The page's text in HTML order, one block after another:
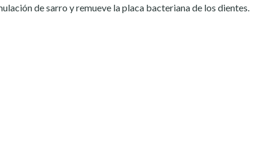
de sarro y remueve la placa bacteriana de los dientes.